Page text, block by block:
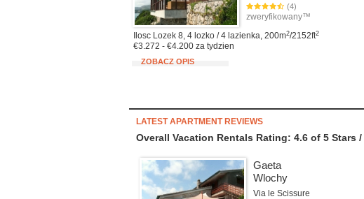
(4)
zweryfikowany™
Ilosc Lozek 8, 4 lozko / 4 lazienka, 200m2/2152ft2
€3.272 - €4.200 za tydzien
ZOBACZ OPIS
LATEST APARTMENT REVIEWS
Overall Vacation Rentals Rating: 4.6 of 5 Stars /
Gaeta
Wlochy
Via le Scissure